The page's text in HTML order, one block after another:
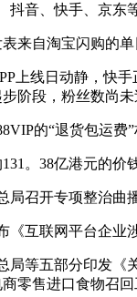
、快手、京东等
自淘宝闪购的单
线日动静，快手
阶段，粉丝数尚未
的“退货包运费”
。38亿港元的价钱
召开专项整治曲播
互联网平台企业涉
等五部分印发《关
零售进口食物召